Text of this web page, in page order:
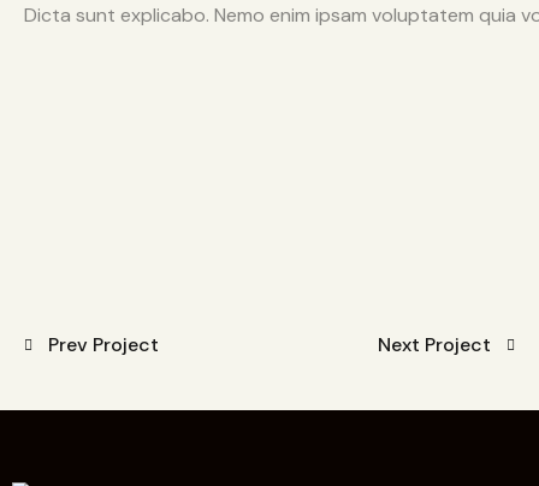
Dicta sunt explicabo. Nemo enim ipsam voluptatem
Prev Project Next Project